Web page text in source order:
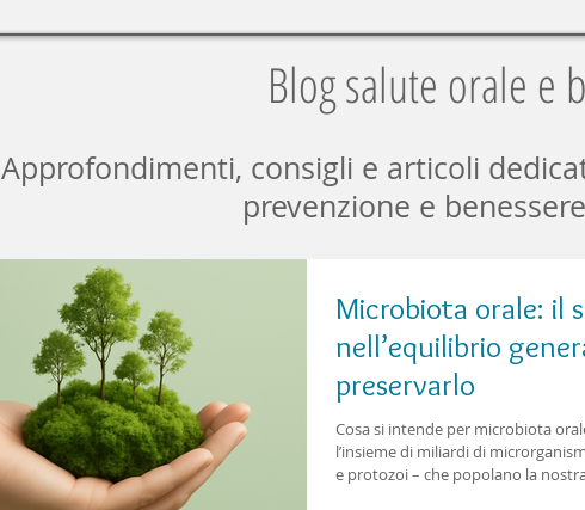
Blog salute orale e
Approfondimenti, consigli e articoli
prevenzione e
Microbiota orale: il
nell’equilibrio
preservarlo
Cosa si intende per microbiota
l’insieme di miliardi di
e protozoi – che popolano la